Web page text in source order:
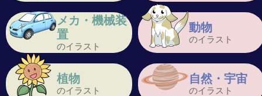
メカ・機械装
置
のイラスト
動物
のイラスト
植物
のイラスト
自然・宇宙
のイラスト